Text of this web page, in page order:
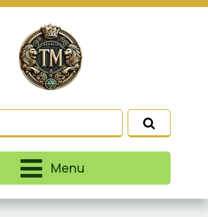
Menu
e entender como você usa
uso de nossos produtos
nossos esforços de
de terceiros. Leia
ePolítica de